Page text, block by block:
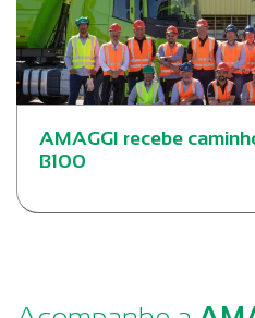
AMAGGI recebe
B100